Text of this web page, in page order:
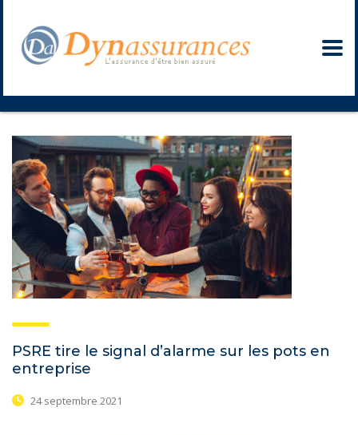
PSRE tire le signal d’alarme sur les pots en
entreprise
24 septembre 2021